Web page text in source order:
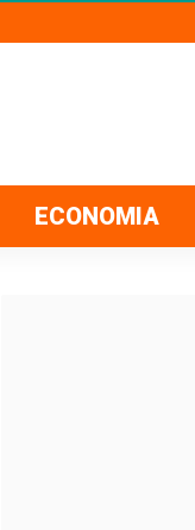
ECONOMIA